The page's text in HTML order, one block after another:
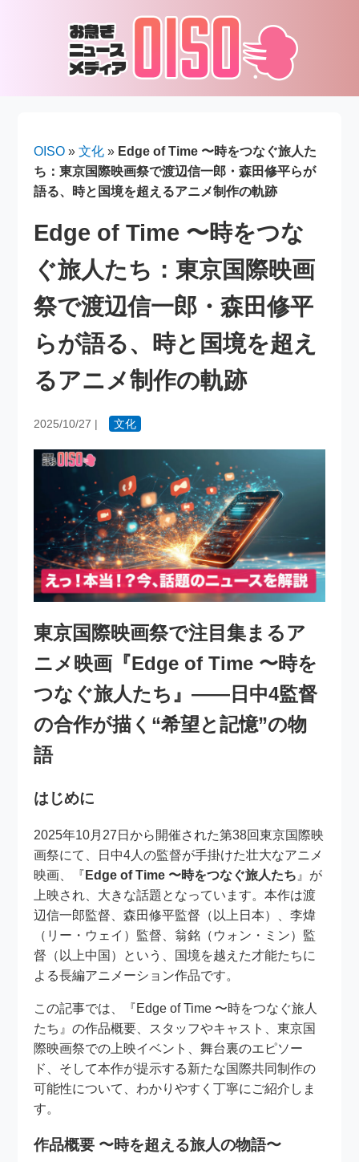
OISO »文化 » Edge of Time 〜時をつなぐ旅人た
ち：東京国際映画祭で渡辺信一郎・森田修平らが
語る、時と国境を超えるアニメ制作の軌跡
Edge of Time 〜時をつな
ぐ旅人たち：東京国際映画
祭で渡辺信一郎・森田修平
らが語る、時と国境を超え
るアニメ制作の軌跡
2025/10/27 | 文化
東京国際映画祭で注目集まるア
ニメ映画『Edge of Time 〜時を
つなぐ旅人たち』――日中4監督
の合作が描く“希望と記憶”の物
語
はじめに
2025年10月27日から開催された第38回東京国際映
画祭にて、日中4人の監督が手掛けた壮大なアニメ
映画、『 Edge of Time 〜時をつなぐ旅人たち 』が
上映され、大きな話題となっています。本作は渡
辺信一郎監督、森田修平監督（以上日本）、李煒
（リー・ウェイ）監督、翁銘（ウォン・ミン）監
督（以上中国）という、国境を越えた才能たちに
よる長編アニメーション作品です。
この記事では、『Edge of Time 〜時をつなぐ旅人
たち』の作品概要、スタッフやキャスト、東京国
際映画祭での上映イベント、舞台裏のエピソー
ド、そして本作が提示する新たな国際共同制作の
可能性について、わかりやすく丁寧にご紹介しま
す。
作品概要 〜時を超える旅人の物語〜